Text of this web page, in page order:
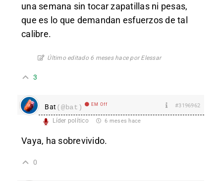
una semana sin tocar zapatillas ni pesas,
que es lo que demandan esfuerzos de tal
calibre.
Último editado 6 meses hace por Elessar
3
Bat (@bat) EM Off #3196962
Líder político 6 meses hace
Vaya, ha sobrevivido.
0